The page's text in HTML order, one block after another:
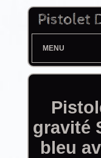
MENU
gravité
bleu